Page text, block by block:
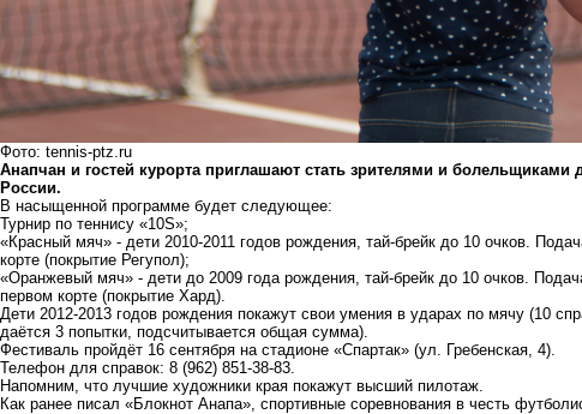
Фото: tennis-ptz.ru
Анапчан и гостей курорта приглашают стать зрителями и болельщиками
России.
В насыщенной программе будет следующее:
Турнир по теннису «10S»;
«Красный мяч» - дети 2010-2011 годов рождения, тай-брейк до 10 очков.
корте (покрытие Регупол);
«Оранжевый мяч» - дети до 2009 года рождения, тай-брейк до 10 очков.
первом корте (покрытие Хард).
Дети 2012-2013 годов рождения покажут свои умения в ударах по мячу (10
даётся 3 попытки, подсчитывается общая сумма).
Фестиваль пройдёт 16 сентября на стадионе «Спартак» (ул. Гребенская, 4).
Телефон для справок: 8 (962) 851-38-83.
Напомним, что лучшие художники края покажут высший пилотаж
Как ранее писал «Блокнот Анапа», спортивные соревнования в честь